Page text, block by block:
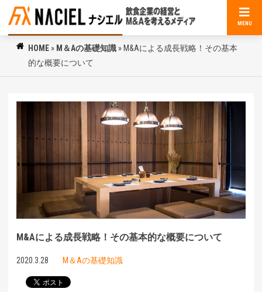
MENU
HOME » M＆Aの基礎知識 » M&Aによる成長戦略！その基本
的な概要について
M&Aによる成長戦略！その基本的な概要について
2020.3.28 M＆Aの基礎知識